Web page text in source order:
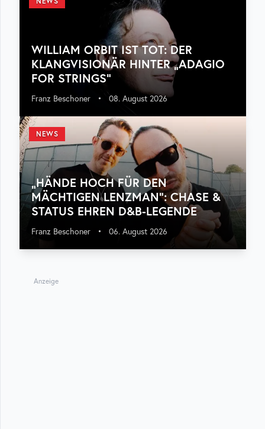
WILLIAM ORBIT IST TOT: DER
KLANGVISIONÄR HINTER „ADAGIO
FOR STRINGS“
Franz Beschoner • 08. August 2026
NEWS
„HÄNDE HOCH FÜR DEN
MÄCHTIGEN LENZMAN“: CHASE &
STATUS EHREN D&B-LEGENDE
Franz Beschoner • 06. August 2026
Anzeige